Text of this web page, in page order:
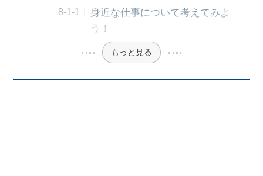
身近な仕事について考えてみよ
う！
もっと見る